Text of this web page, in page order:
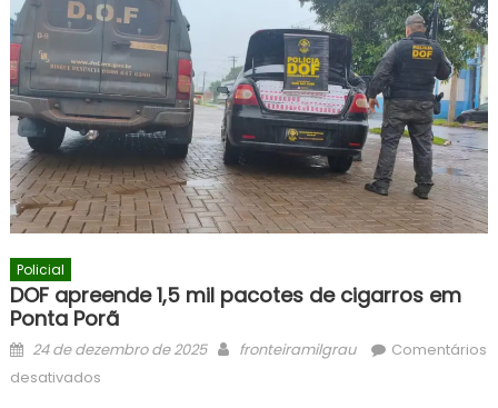
Policial
DOF apreende 1,5 mil pacotes de cigarros em
Ponta Porã
Posted
on
24 de dezembro de 2025 Author
fronteiramilgrau
Comentários
desativadosem